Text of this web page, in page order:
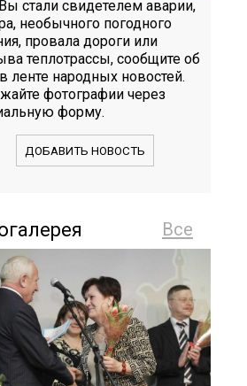
стали свидетелем аварии,
необычного погодного
провала дороги или
теплотрассы, сообщите об
ленте народных новостей.
фотографии через
форму.
ДОБАВИТЬ НОВОСТЬ
Все